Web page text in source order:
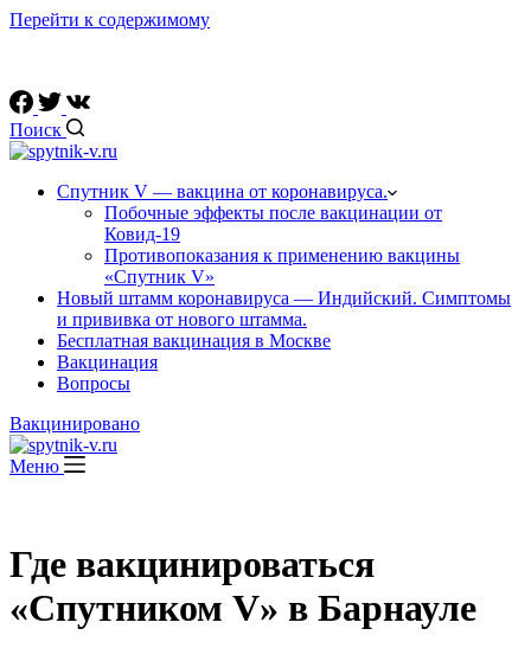
Перейти к содержимому
Поиск
Спутник V — вакцина от коронавируса.
Побочные эффекты после вакцинации от
Ковид-19
Противопоказания к применению вакцины
«Спутник V»
Новый штамм коронавируса — Индийский. Симптомы
и прививка от нового штамма.
Бесплатная вакцинация в Москве
Вакцинация
Вопросы
Вакцинировано
Меню
Где вакцинироваться
«Спутником V» в Барнауле